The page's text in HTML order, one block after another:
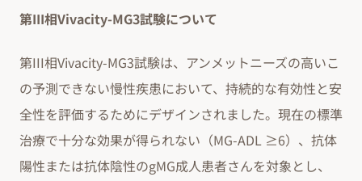
第III相Vivacity-MG3試験について
第III相Vivacity-MG3試験は、アンメットニーズの高いこ
の予測できない慢性疾患において、持続的な有効性と安
全性を評価するためにデザインされました。現在の標準
治療で十分な効果が得られない（MG-ADL ≥6）、抗体
陽性または抗体陰性のgMG成人患者さんを対象とし、